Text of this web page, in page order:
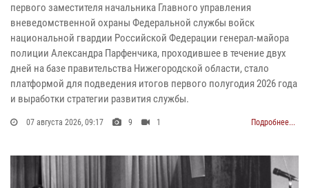
первого заместителя начальника Главного управления
вневедомственной охраны Федеральной службы войск
национальной гвардии Российской Федерации генерал-майора
полиции Александра Парфенчика, проходившее в течение двух
дней на базе правительства Нижегородской области, стало
платформой для подведения итогов первого полугодия 2026 года
и выработки стратегии развития службы.
07 августа 2026, 09:17 9 1 Подробнее...